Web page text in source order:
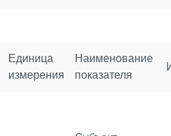
Единица
измерения
Наименование
показателя